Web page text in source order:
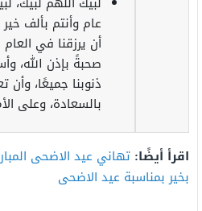
عام وأنتم بألف
أن يرزقنا في العام
صحبةً بإذن الله،
ذنوبنا جميعًا، وأن
بالسعادة، وعلى
اقرأ أيضًا: تهاني عيد الاضحى
بخير بمناسبة عيد الاضحى